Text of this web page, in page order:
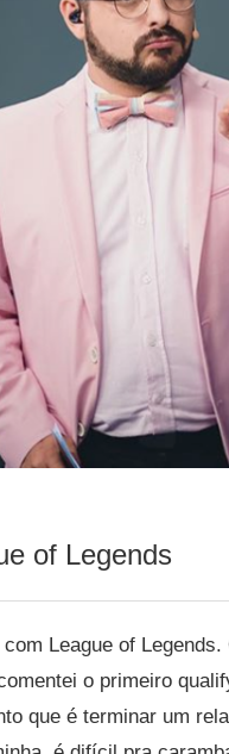
of Legends
League of
o primeiro
que é terminar um